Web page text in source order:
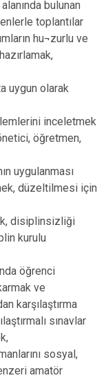
bulunan
toplantılar
hu¬zurlu ve
uygun olarak
inceletmek
öğretmen,
uygulanması
düzeltilmesi için
disiplinsizliği
kurulu
öğrenci
ve
karşılaştırma
sınavlar
sosyal,
amatör